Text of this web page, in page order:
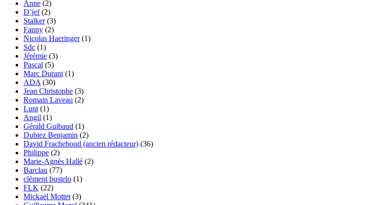
Anne (2)
D’jef(2)
Stalker(3)
Fanny (2)
Nicolas Haeringer(1)
Sdc (1)
Jérémie (3)
Pascal (5)
Marc Durant (1)
ADA (30)
Jean Christophe (3)
Romain Laveau (2)
Lunt (1)
Angil (1)
Gérald Guibaud (1)
Dubiez Benjamin (2)
David Fracheboud (ancien rédacteur) (36)
Philippe (2)
Marie-Agnès Hallé (2)
Barclau (77)
clément bustelo (1)
FLK (22)
Mickaël Mottet (3)